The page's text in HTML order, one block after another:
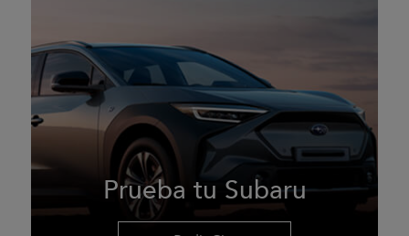
Prueba tu Subaru